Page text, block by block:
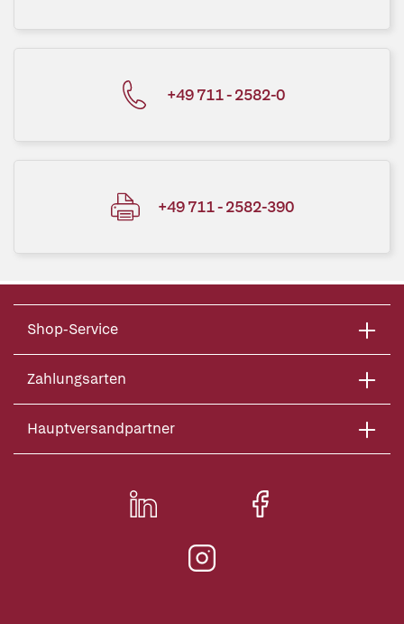
+49 711 - 2582-0
+49 711 - 2582-390
Shop-Service
Zahlungsarten
Hauptversandpartner